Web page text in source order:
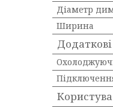
Діаметр
Ширина